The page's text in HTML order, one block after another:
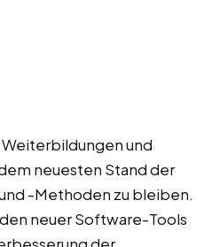
und
neuesten Stand der
-Methoden zu bleiben.
neuer Software-Tools